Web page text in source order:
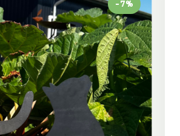
-7%